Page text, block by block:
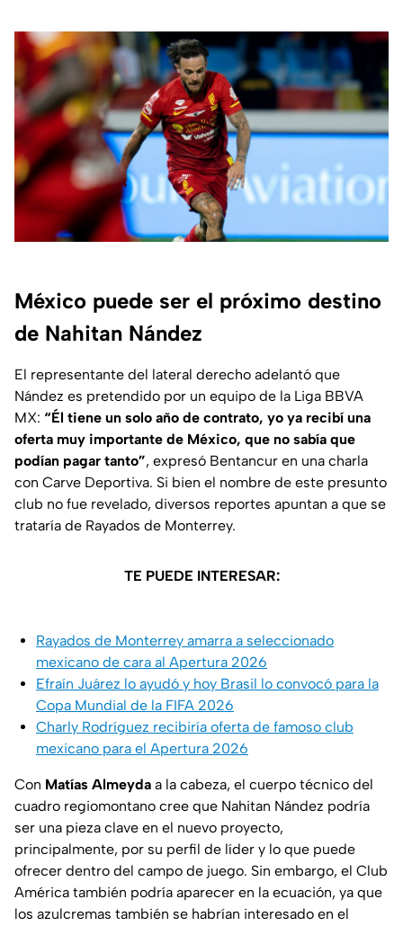
México puede ser el próximo destino
de Nahitan Nández
El representante del lateral derecho adelantó que
Nández es pretendido por un equipo de la Liga BBVA
MX: “Él tiene un solo año de contrato, yo ya recibí una
oferta muy importante de México, que no sabía que
podían pagar tanto”, expresó Bentancur en una charla
con Carve Deportiva. Si bien el nombre de este presunto
club no fue revelado, diversos reportes apuntan a que se
trataría de Rayados de Monterrey.
TE PUEDE INTERESAR:
Rayados de Monterrey amarra a seleccionado
mexicano de cara al Apertura 2026
Efraín Juárez lo ayudó y hoy Brasil lo convocó para la
Copa Mundial de la FIFA 2026
Charly Rodríguez recibiría oferta de famoso club
mexicano para el Apertura 2026
Con Matías Almeyda a la cabeza, el cuerpo técnico del
cuadro regiomontano cree que Nahitan Nández podría
ser una pieza clave en el nuevo proyecto,
principalmente, por su perfil de líder y lo que puede
ofrecer dentro del campo de juego. Sin embargo, el Club
América también podría aparecer en la ecuación, ya que
los azulcremas también se habrían interesado en el